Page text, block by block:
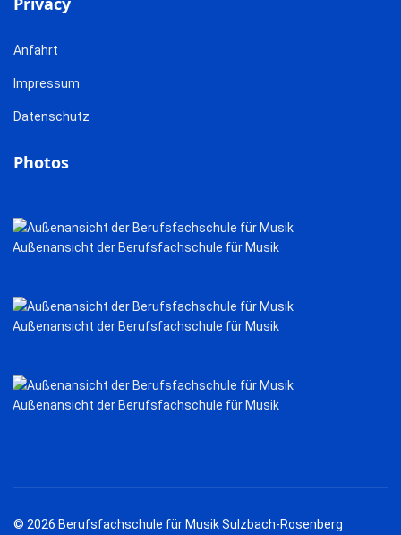
Anfahrt
Impressum
Datenschutz
Photos
Außenansicht der Berufsfachschule für Musik
Außenansicht der Berufsfachschule für Musik
Außenansicht der Berufsfachschule für Musik
© 2026 Berufsfachschule für Musik Sulzbach-Rosenberg